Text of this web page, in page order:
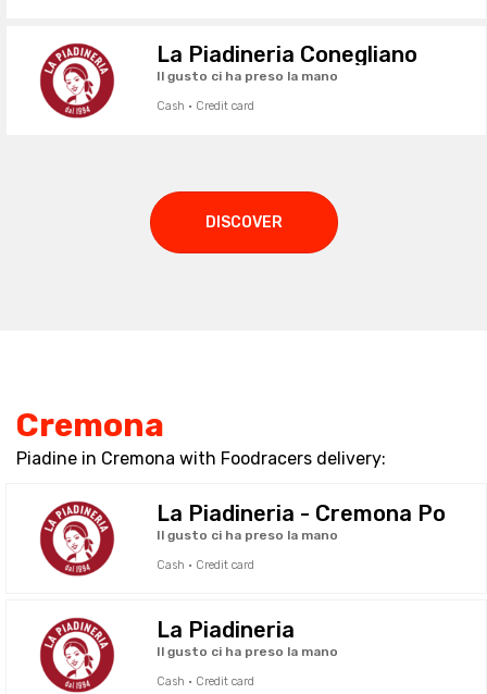
La Piadineria Conegliano
Il gusto ci ha preso la mano
Cash · Credit card
DISCOVER
Cremona
Piadine in Cremona with Foodracers delivery:
La Piadineria - Cremona Po
Il gusto ci ha preso la mano
Cash · Credit card
La Piadineria
Il gusto ci ha preso la mano
Cash · Credit card